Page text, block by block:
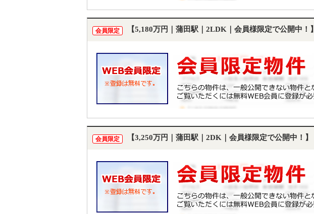
会員限定 【5,180万円｜蒲田駅｜2LDK｜会員様限定で公開中！】
会員限定 【3,250万円｜蒲田駅｜2DK｜会員様限定で公開中！】